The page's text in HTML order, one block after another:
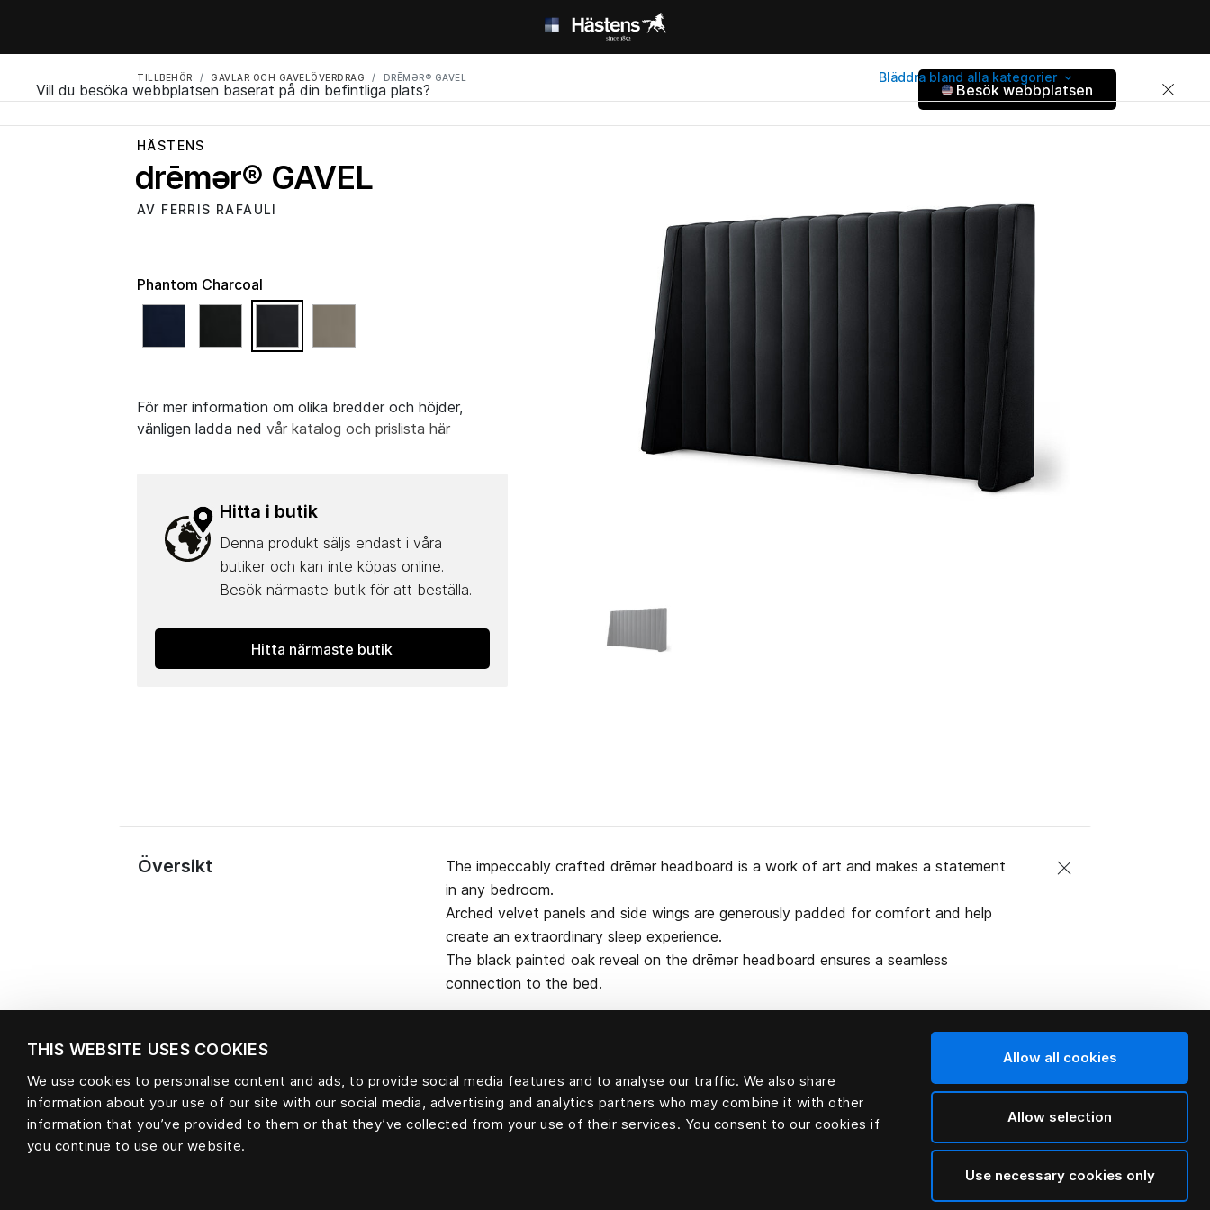
THIS WEBSITE USES COOKIES
We use cookies to personalise content and ads, to provide social media features and to analyse our traffic. We also share
information about your use of our site with our social media, advertising and analytics partners who may combine it with other
information that you’ve provided to them or that they’ve collected from your use of their services. You consent to our cookies if
you continue to use our website.
Allow all cookies
Allow selection
Use necessary cookies only
TILLBEHÖR GAVLAR OCH GAVELÖVERDRAG DRĒMƏR® GAVEL Bläddra bland alla kategorier
Vill du besöka webbplatsen baserat på din befintliga plats? Besök webbplatsen
HÄSTENS
drēmər® GAVEL
AV FERRIS RAFAULI
För mer information om olika bredder och höjder,
vänligen ladda ned vår katalog och prislista här
Phantom Charcoal
Hitta i butik
Denna produkt säljs endast i våra
butiker och kan inte köpas online.
Besök närmaste butik för att beställa.
Hitta närmaste butik
Översikt
The impeccably crafted drēmər headboard is a work of art and makes a statement
in any bedroom.
Arched velvet panels and side wings are generously padded for comfort and help
create an extraordinary sleep experience.
The black painted oak reveal on the drēmər headboard ensures a seamless
connection to the bed.
Material
Upholstery velvet:83 procent bomull, 9 procent modal (naturliga
cellulosafibrer) och 8 procent polyester